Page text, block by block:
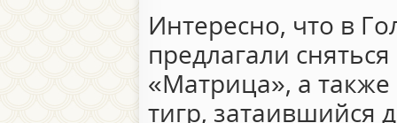
Интересно, что в
предлагали
«Матрица», а
тигр, затаившийся